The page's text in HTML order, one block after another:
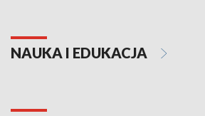
NAUKA I EDUKACJA